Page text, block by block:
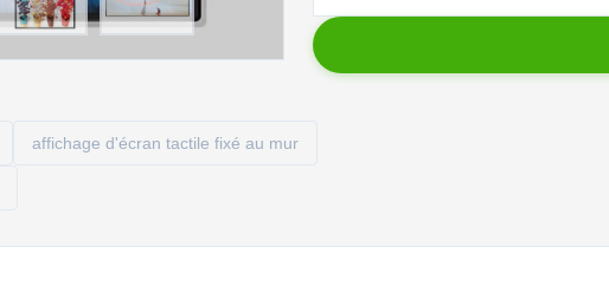
affichage d'écran tactile fixé au mur